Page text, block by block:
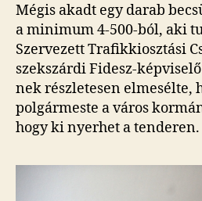
Mégis akadt egy darab
a minimum 4-500-ból, aki
Szervezett Trafikkiosztási
szekszárdi Fidesz-
nek részletesen elmesélte,
polgármeste a város
hogy ki nyerhet a tenderen.